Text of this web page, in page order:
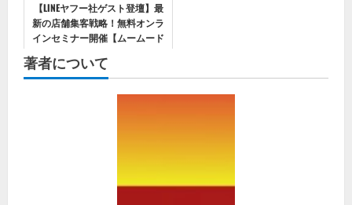
【LINEヤフー社ゲスト登壇】最
新の店舗集客戦略！無料オンラ
インセミナー開催【ムームード
著者について